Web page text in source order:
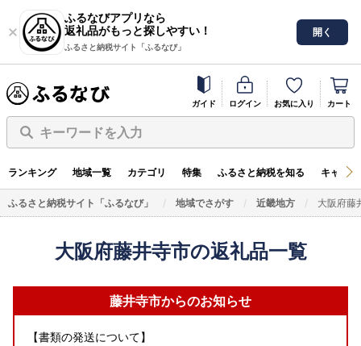
ふるなびアプリなら
返礼品がもっと探しやすい！
ふるさと納税サイト「ふるなび」
開く
ガイド ログイン お気に入り カート
キーワードを入力
ランキング 地域一覧 カテゴリ 特集 ふるさと納税を知る キャン
ふるさと納税サイト「ふるなび」 地域でさがす 近畿地方 大阪府藤
大阪府藤井寺市の返礼品一覧
藤井寺市からのお知らせ
【書類の発送について】